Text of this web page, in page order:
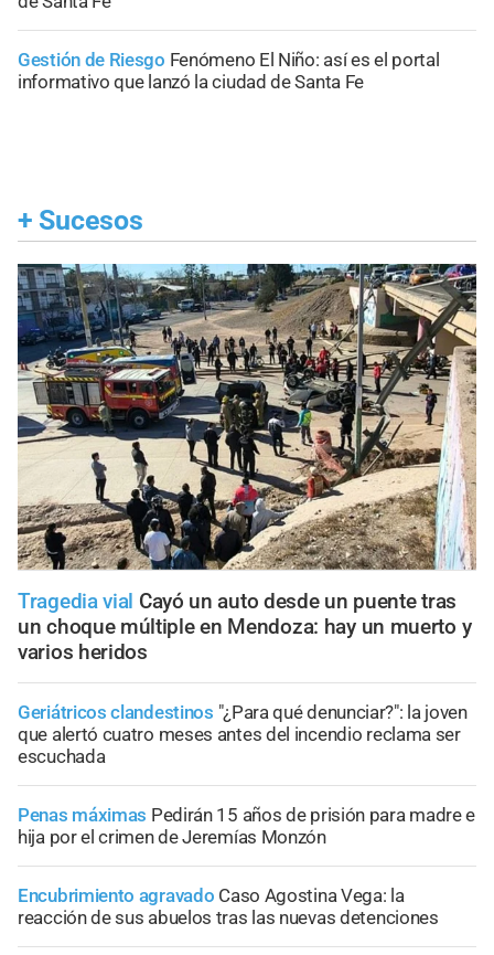
Gestión de Riesgo Fenómeno El Niño: así es el portal
informativo que lanzó la ciudad de Santa Fe
+ Sucesos
Tragedia vial Cayó un auto desde un puente tras
un choque múltiple en Mendoza: hay un muerto y
varios heridos
Geriátricos clandestinos "¿Para qué denunciar?": la joven
que alertó cuatro meses antes del incendio reclama ser
escuchada
Penas máximas Pedirán 15 años de prisión para madre e
hija por el crimen de Jeremías Monzón
Encubrimiento agravado Caso Agostina Vega: la
reacción de sus abuelos tras las nuevas detenciones